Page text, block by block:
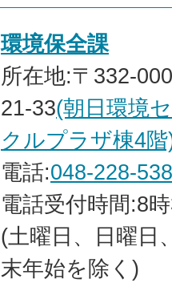
環境保全課
所在地:〒332-
21-33(朝日環境
クルプラザ棟4
電話:048-228-
電話受付時間:8
(土曜日、日曜日
末年始を除く)